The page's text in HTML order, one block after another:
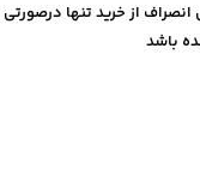
از خرید تنها
باشد